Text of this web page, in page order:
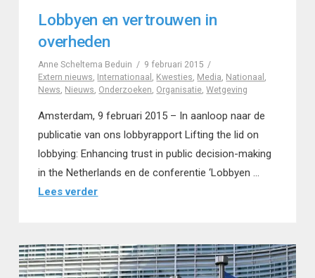
Lobbyen en vertrouwen in
overheden
Anne Scheltema Beduin
9 februari 2015
Extern nieuws, Internationaal , Kwesties, Media, Nationaal ,
News, Nieuws, Onderzoeken, Organisatie,Wetgeving
Amsterdam, 9 februari 2015 – In aanloop naar de
publicatie van ons lobbyrapport Lifting the lid on
lobbying: Enhancing trust in public decision-making
in the Netherlands en de conferentie ‘Lobbyen …
Lees verder